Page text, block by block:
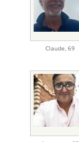
Claude 69